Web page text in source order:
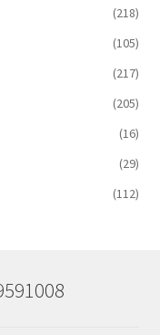
(218)
(105)
(217)
(205)
(16)
(29)
(112)